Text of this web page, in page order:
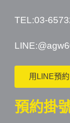
TEL:03-
LINE:
用LINE預約
預約掛